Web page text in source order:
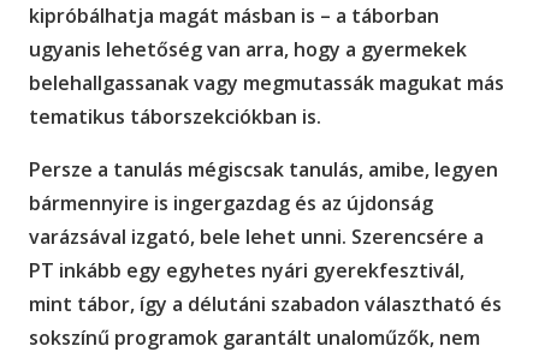
kipróbálhatja magát másban is – a táborban
ugyanis lehetőség van arra, hogy a gyermekek
belehallgassanak vagy megmutassák magukat más
tematikus táborszekciókban is.
Persze a tanulás mégiscsak tanulás, amibe, legyen
bármennyire is ingergazdag és az újdonság
varázsával izgató, bele lehet unni. Szerencsére a
PT inkább egy egyhetes nyári gyerekfesztivál,
mint tábor, így a délutáni szabadon választható és
sokszínű programok garantált unaloműzők, nem